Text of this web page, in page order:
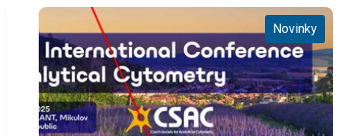
Novinky